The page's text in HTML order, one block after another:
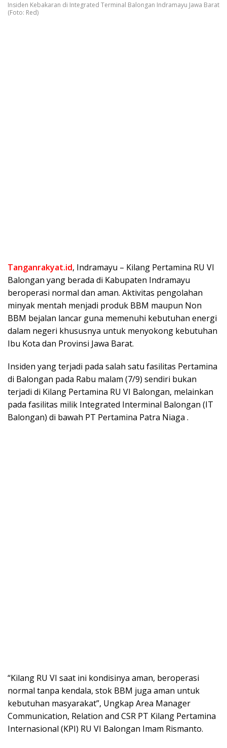
Insiden Kebakaran di Integrated Terminal Balongan Indramayu Jawa Barat
(Foto: Red)
Tanganrakyat.id, Indramayu – Kilang Pertamina RU VI
Balongan yang berada di Kabupaten Indramayu
beroperasi normal dan aman. Aktivitas pengolahan
minyak mentah menjadi produk BBM maupun Non
BBM bejalan lancar guna memenuhi kebutuhan energi
dalam negeri khususnya untuk menyokong kebutuhan
Ibu Kota dan Provinsi Jawa Barat.
Insiden yang terjadi pada salah satu fasilitas Pertamina
di Balongan pada Rabu malam (7/9) sendiri bukan
terjadi di Kilang Pertamina RU VI Balongan, melainkan
pada fasilitas milik Integrated Interminal Balongan (IT
Balongan) di bawah PT Pertamina Patra Niaga .
“Kilang RU VI saat ini kondisinya aman, beroperasi
normal tanpa kendala, stok BBM juga aman untuk
kebutuhan masyarakat”, Ungkap Area Manager
Communication, Relation and CSR PT Kilang Pertamina
Internasional (KPI) RU VI Balongan Imam Rismanto.